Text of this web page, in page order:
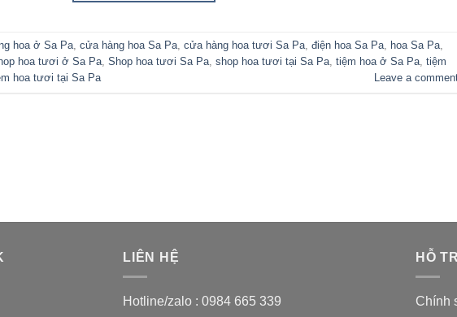
hoa ở Sa Pa, cửa hàng hoa Sa Pa, cửa hàng hoa tươi Sa Pa, điện hoa Sa Pa, hoa Sa Pa,
hoa tươi ở Sa Pa, Shop hoa tươi Sa Pa, shop hoa tươi tại Sa Pa, tiệm hoa ở Sa Pa, tiệm
hoa tươi tại Sa Pa Leave a
LIÊN HỆ
Hotline/zalo : 0984 665 339
HỖ
Chính